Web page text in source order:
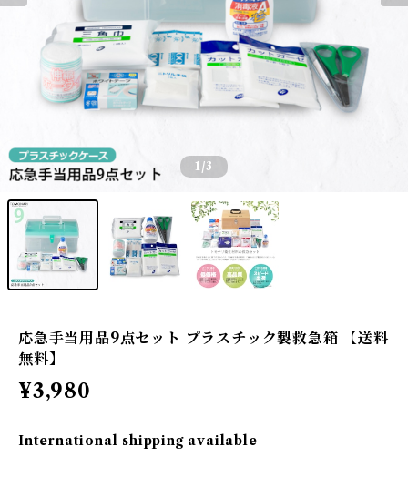
1 /3
応急手当用品9点セット プラスチック製救急箱 【送料
無料】
¥3,980
International shipping available